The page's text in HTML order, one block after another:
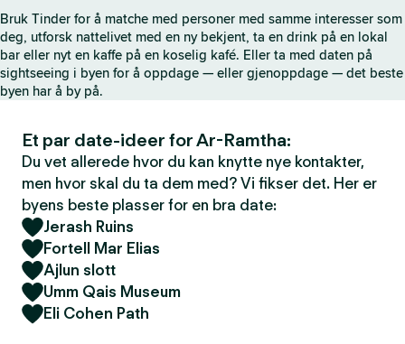
s
i
d
e
Bruk Tinder for å matche med personer med samme interesser som
deg, utforsk nattelivet med en ny bekjent, ta en drink på en lokal
bar eller nyt en kaffe på en koselig kafé. Eller ta med daten på
sightseeing i byen for å oppdage — eller gjenoppdage — det beste
byen har å by på.
Et par date-ideer for Ar-Ramtha:
Du vet allerede hvor du kan knytte nye kontakter,
men hvor skal du ta dem med? Vi fikser det. Her er
byens beste plasser for en bra date:
Jerash Ruins
Fortell Mar Elias
Ajlun slott
Umm Qais Museum
Eli Cohen Path